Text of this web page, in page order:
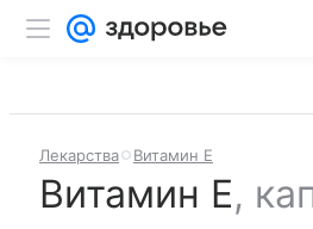
Лекарства Витамин Е
Витамин Е,